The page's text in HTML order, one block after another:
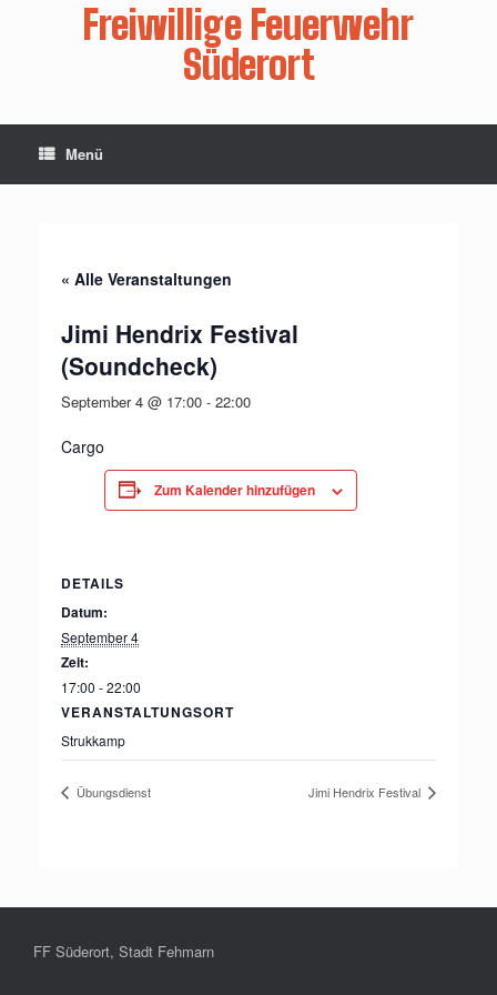
Freiwillige Feuerwehr
Süderort
Menü
« Alle Veranstaltungen
Jimi Hendrix Festival
(Soundcheck)
September 4 @ 17:00 - 22:00
Cargo
Zum Kalender hinzufügen
DETAILS
Datum:
September 4
Zeit:
17:00 - 22:00
VERANSTALTUNGSORT
Strukkamp
Übungsdienst Jimi Hendrix Festival
FF Süderort, Stadt Fehmarn